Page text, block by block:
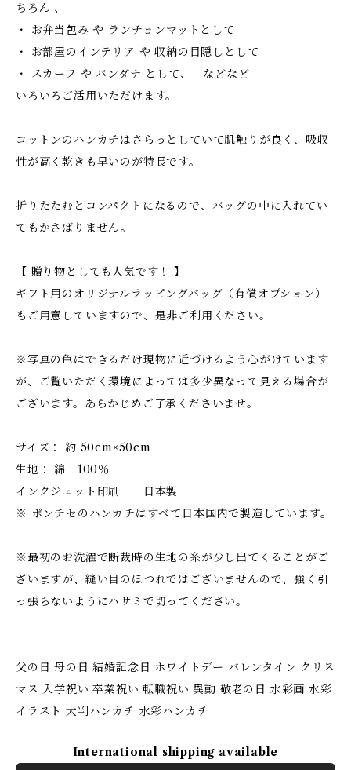
ちろん 、
・ お弁当包み や ランチョンマットとして
・ お部屋のインテリア や 収納の目隠しとして
・ スカーフ や バンダナ として、 などなど
いろいろご活用いただけます。
コットンのハンカチはさらっとしていて肌触りが良く、吸収
性が高く乾きも早いのが特長です。
折りたたむとコンパクトになるので、バッグの中に入れてい
てもかさばりません。
【 贈り物としても人気です！ 】
ギフト用のオリジナルラッピングバッグ（有償オプション）
もご用意していますので、是非ご利用ください。
※写真の色はできるだけ現物に近づけるよう心がけています
が、ご覧いただく環境によっては多少異なって見える場合が
ございます。あらかじめご了承くださいませ。
サイズ： 約 50cm×50cm
生地： 綿 100％
インクジェット印刷 日本製
※ ポンチセのハンカチはすべて日本国内で製造しています。
※最初のお洗濯で断裁時の生地の糸が少し出てくることがご
ざいますが、縫い目のほつれではございませんので、強く引
っ張らないようにハサミで切ってください。
父の日 母の日 結婚記念日 ホワイトデー バレンタイン クリス
マス 入学祝い 卒業祝い 転職祝い 異動 敬老の日 水彩画 水彩
イラスト 大判ハンカチ 水彩ハンカチ
International shipping available